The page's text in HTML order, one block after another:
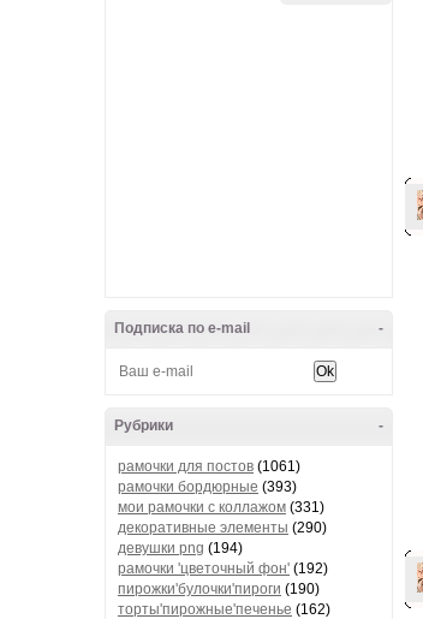
-
Подписка по e-mail
-
Рубрики
рамочки для постов (1061)
рамочки бордюрные (393)
мои рамочки с коллажом (331)
декоративные элементы (290)
девушки png (194)
рамочки 'цветочный фон' (192)
пирожки'булочки'пироги (190)
торты'пирожные'печенье (162)